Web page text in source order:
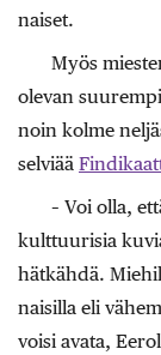
naiset.
Myös
olevan
noin kolme
selviää
– Voi olla,
kulttuurisia
hätkähdä.
naisilla eli
voisi avata,